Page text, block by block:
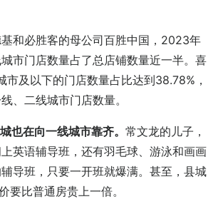
和必胜客的母公司百胜中国，2023年
城市门店数量占了总店铺数量近一半。喜
及以下的门店数量占比达到38.78%，
、二线城市门店数量。
也在向一线城市靠齐。 常文龙的儿子，
英语辅导班，还有羽毛球、游泳和画画
导班，只要一开班就爆满。甚至，县城
要比普通房贵上一倍。